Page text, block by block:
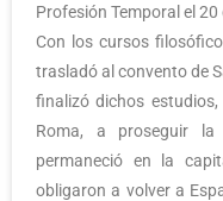
Profesión Temporal el
Con los cursos
trasladó al convento de
finalizó dichos
Roma, a proseguir la
permaneció en la
obligaron a volver a